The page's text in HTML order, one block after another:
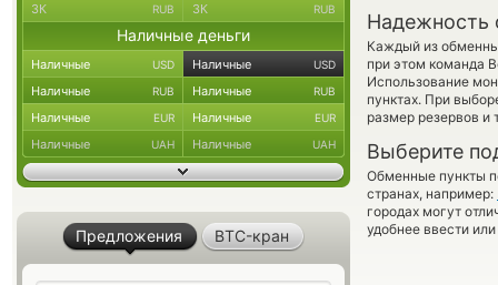
Надежность
Каждый из
при этом команда
Использование
пунктах. При
размер резервов и
Выберите
Обменные пункты
странах, например:
городах могут
удобнее ввести
ЗК RUB ЗК RUB
Наличные деньги
Наличные USD Наличные USD
Наличные RUB Наличные RUB
Наличные EUR Наличные EUR
Наличные UAH Наличные UAH
Предложения BTC-кран